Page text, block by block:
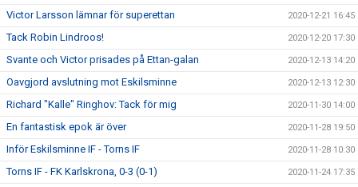
Victor Larsson lämnar för superettan 2020-12-21 16:45
Tack Robin Lindroos! 2020-12-20 17:30
Svante och Victor prisades på Ettan-galan 2020-12-13 14:20
Oavgjord avslutning mot Eskilsminne 2020-12-13 12:30
Richard "Kalle" Ringhov: Tack för mig 2020-11-30 14:00
En fantastisk epok är över 2020-11-28 19:50
Inför Eskilsminne IF - Torns IF 2020-11-28 10:30
Torns IF - FK Karlskrona, 0-3 (0-1) 2020-11-24 17:35